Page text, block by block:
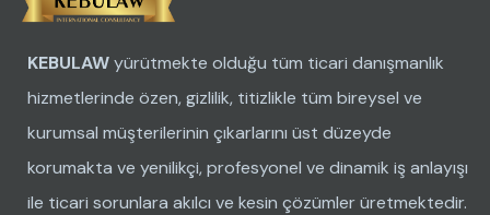
KEBULAWyürütmekte olduğu tüm ticari danışmanlık
hizmetlerinde özen, gizlilik, titizlikle tüm bireysel ve
kurumsal müşterilerinin çıkarlarını üst düzeyde
korumakta ve yenilikçi, profesyonel ve dinamik iş anlayışı
ile ticari sorunlara akılcı ve kesin çözümler üretmektedir.